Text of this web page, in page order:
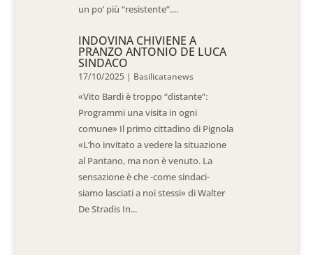
un po’ più “resistente”....
INDOVINA CHIVIENE A
PRANZO ANTONIO DE LUCA
SINDACO
17/10/2025 | Basilicatanews
«Vito Bardi è troppo “distante”:
Programmi una visita in ogni
comune» Il primo cittadino di Pignola
«L’ho invitato a vedere la situazione
al Pantano, ma non è venuto. La
sensazione è che -come sindaci-
siamo lasciati a noi stessi» di Walter
De Stradis In...